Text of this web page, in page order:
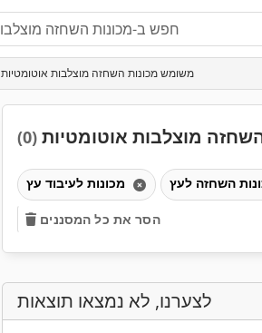
משומש מכונות השחזה מוצלבות אוטומטיות
מוצלבות אוטומטיות (0)
הסר את כל המסננים
לצערנו, לא נמצאו תוצאות